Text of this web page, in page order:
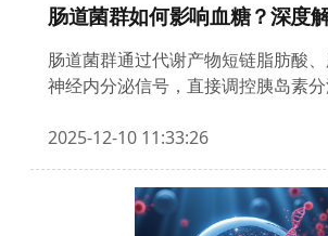
肠道菌群如何影响血糖？深度
肠道菌群通过代谢产物短链脂肪酸
神经内分泌信号，直接调控胰岛素
最新临床证据，探讨靶向微生态的糖
略，揭示人体第二基因组的控糖密
2025-12-10 11:33:26